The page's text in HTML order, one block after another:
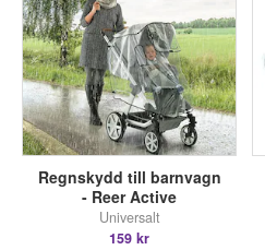
Regnskydd till barnvagn
- Reer Active
Universalt
159 kr